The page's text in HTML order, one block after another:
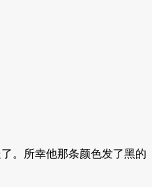
。所幸他那条颜色发了黑的